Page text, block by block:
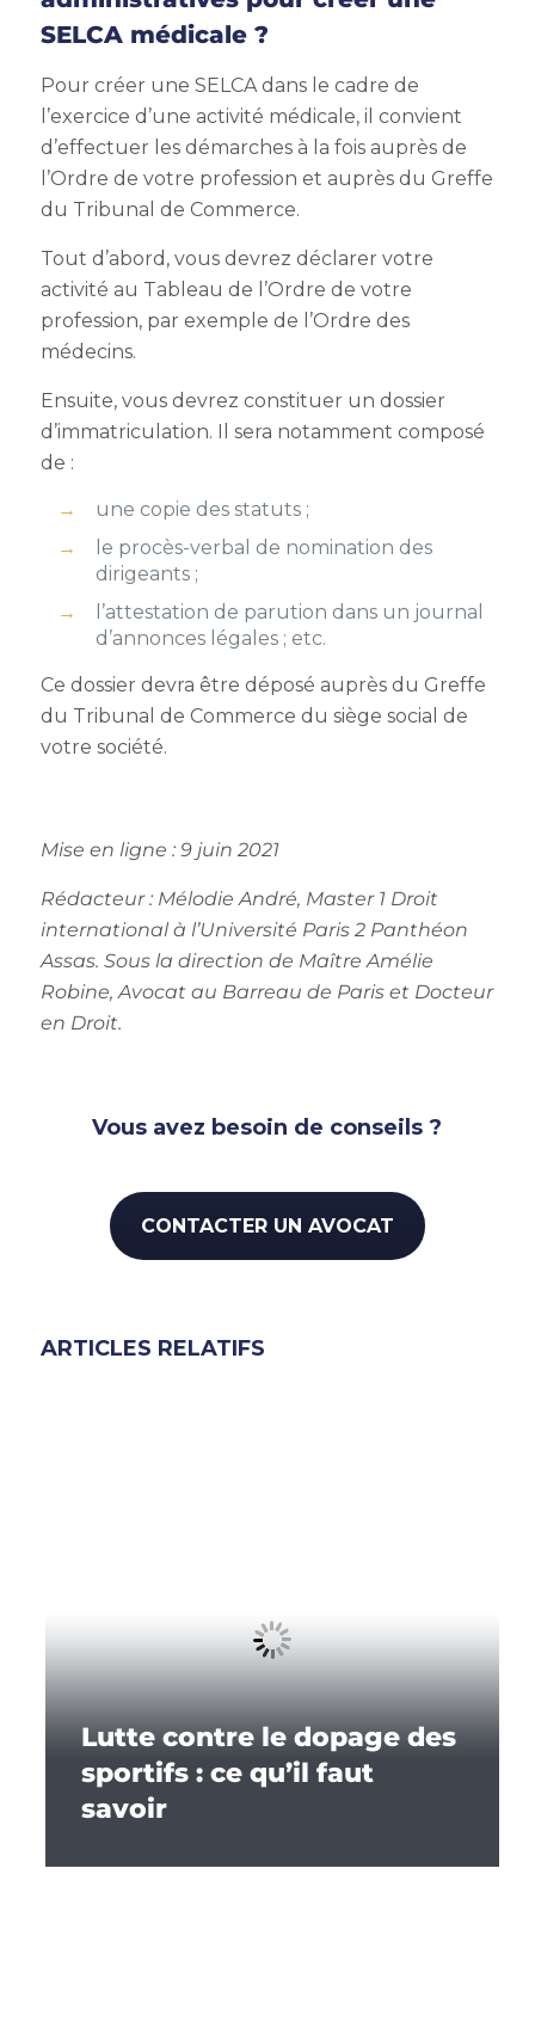
SELCA médicale ?
Pour créer une SELCA dans le cadre de
l’exercice d’une activité médicale, il convient
d’effectuer les démarches à la fois auprès de
l’Ordre de votre profession et auprès du Greffe
du Tribunal de Commerce.
Tout d’abord, vous devrez déclarer votre
activité au Tableau de l’Ordre de votre
profession, par exemple de l’Ordre des
médecins.
Ensuite, vous devrez constituer un dossier
d’immatriculation. Il sera notamment composé
de :
une copie des statuts ;
le procès-verbal de nomination des
dirigeants ;
l’attestation de parution dans un journal
d’annonces légales ; etc.
Ce dossier devra être déposé auprès du Greffe
du Tribunal de Commerce du siège social de
votre société.
Mise en ligne : 9 juin 2021
Rédacteur : Mélodie André, Master 1 Droit
international à l’Université Paris 2 Panthéon
Assas. Sous la direction de Maître Amélie
Robine, Avocat au Barreau de Paris et Docteur
en Droit.
Vous avez besoin de conseils ?
CONTACTER UN AVOCAT
ARTICLES RELATIFS
Lutte contre le dopage des
sportifs : ce qu’il faut
savoir